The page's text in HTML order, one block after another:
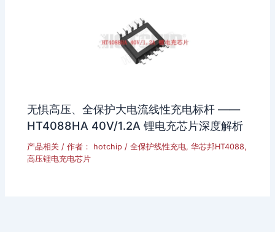
无惧高压、全保护大电流线性充电标杆 ——
HT4088HA 40V/1.2A 锂电充芯片深度解析
产品相关 / 作者： hotchip/全保护线性充电,华芯邦HT4088,
高压锂电充电芯片